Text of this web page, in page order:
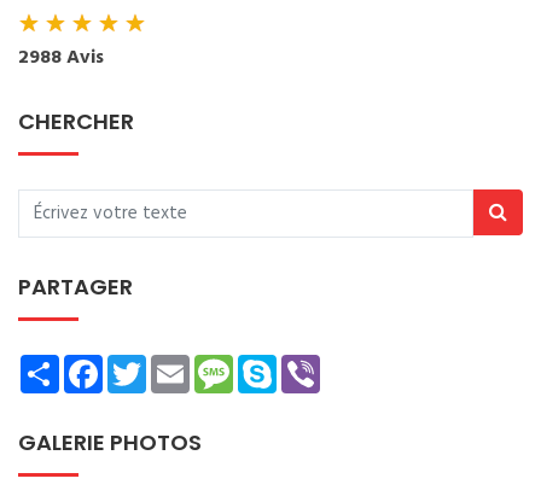
★★★★★
2988 Avis
CHERCHER
PARTAGER
ShareFacebookTwitterEmailMessage
Skype
GALERIE PHOTOS